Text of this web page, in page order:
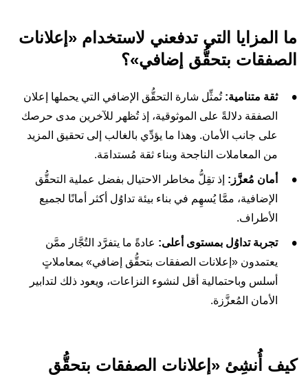
ما المزايا التي تدفعني لاستخدام «إعلانات
الصفقات بتحقُّق إضافي»؟
ثقة متنامية: تُمثِّل شارة التحقُّق الإضافي التي يحملها إعلان
الصفقة دلالةً على الموثوقية، إذ تُظهر للآخرين مدى حرصك
على جانب الأمان. وهذا ما يؤدِّي بالغالب إلى تحقيق المزيد
من المعاملات الناجحة وبناء ثقة مُستدامَة.
أمان مُعزَّز: إذ تقِلُّ مخاطر الاحتيال بفضل عملية التحقُّق
الإضافية، ممَّا يُسهِم في بناء بيئة تداوُل أكثر أمانًا لجميع
الأطراف.
تجربة تداوُل بمستوى أعلى: عادةً ما يتفرَّد التُجَّار ممَّن
يعتمدون «إعلانات الصفقات بتحقُّق إضافي» بمعاملاتٍ
أسلس وباحتمالية أقل لنشوء النزاعات، ويعود ذلك لتدابير
الأمان المُعزَّزة.
كيف أُنشِئ «إعلانات الصفقات بتحقُّق